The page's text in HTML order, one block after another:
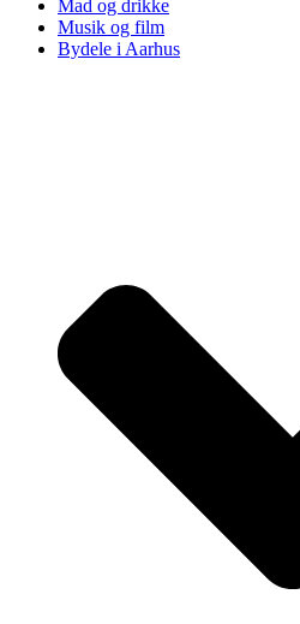
Mad og drikke
Musik og film
Bydele i Aarhus